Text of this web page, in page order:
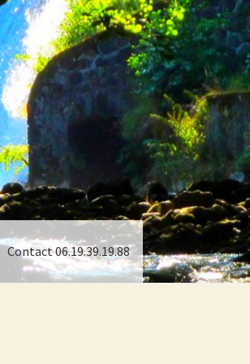
Contact 06.19.39.19.88